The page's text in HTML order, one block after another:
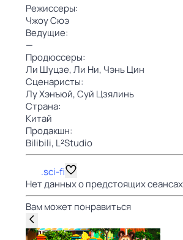
Режиссеры:
Чжоу Сюэ
Ведущие:
—
Продюссеры:
Ли Шуцзе,Ли Ни, Чэнь Цин
Сценаристы:
Лу Хэнъюй,Суй Цзялинь
Страна:
Китай
Продакшн:
Bilibili, L²Studio
.sci-fi
Нет данных о предстоящих сеансах
Вам может понравиться